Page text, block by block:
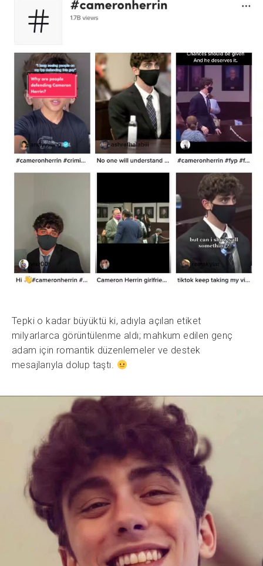
Tepki o kadar büyüktü ki, adıyla açılan etiket
milyarlarca görüntülenme aldı; mahkum edilen genç
adam için romantik düzenlemeler ve destek
mesajlarıyla dolup taştı.